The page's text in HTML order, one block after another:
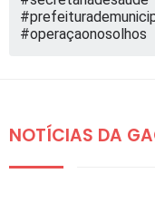
#operaçaonosolhos
NOTÍCIAS DA